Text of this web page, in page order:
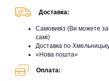
Доставка:
Самовивіз (Ви можете
самі)
Доставка по Хмельницьку
«Нова пошта»
Оплата: